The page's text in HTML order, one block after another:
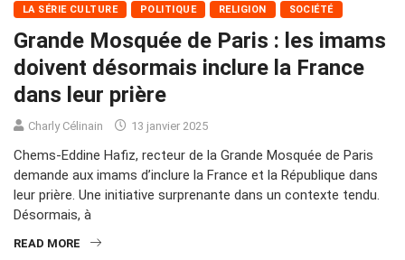
LA SÉRIE CULTURE POLITIQUE RELIGION SOCIÉTÉ
Grande Mosquée de Paris : les imams
doivent désormais inclure la France
dans leur prière
Charly Célinain 13 janvier 2025
Chems-Eddine Hafiz, recteur de la Grande Mosquée de Paris
demande aux imams d’inclure la France et la République dans
leur prière. Une initiative surprenante dans un contexte tendu.
Désormais, à
READ MORE